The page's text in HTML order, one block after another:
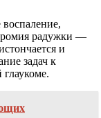
радужки —
и
задач к